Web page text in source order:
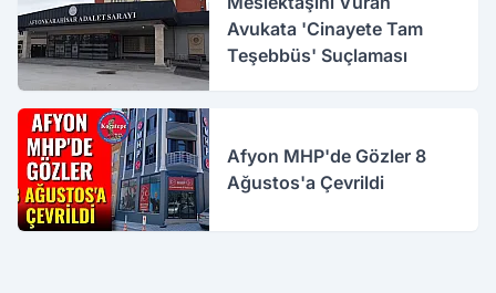
Avukata 'Cinayete Tam
Teşebbüs' Suçlaması
Afyon MHP'de Gözler 8
Ağustos'a Çevrildi